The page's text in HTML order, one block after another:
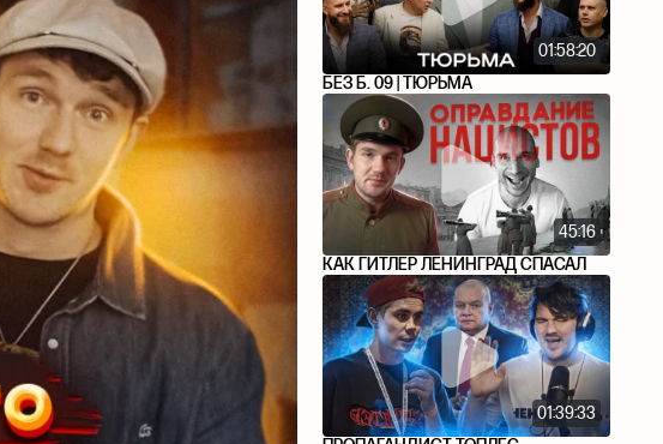
01:58:20
БЕЗ Б. 09 | ТЮРЬМА
45:16
КАК ГИТЛЕР ЛЕНИНГРАД СПАСАЛ
01:39:33